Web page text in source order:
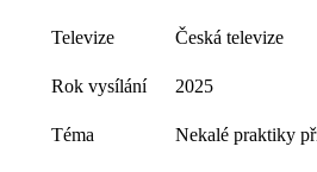
Televize Česká televize
Rok vysílání 2025
Téma Nekalé praktiky